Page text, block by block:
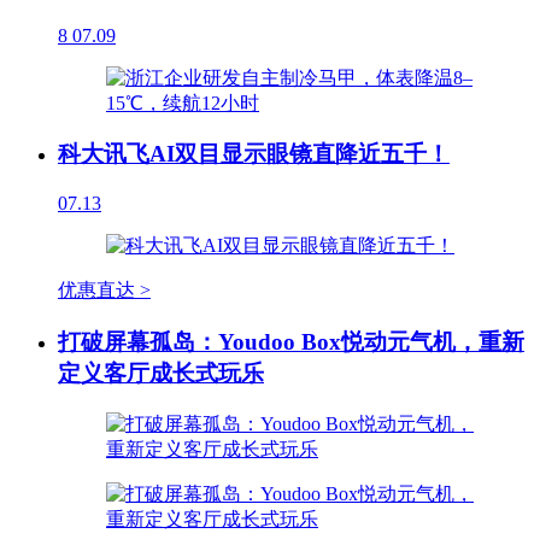
8 07.09
科大讯飞AI双目显示眼镜直降近五千！
07.13
优惠直达 >
打破屏幕孤岛：Youdoo Box悦动元气机，重新
定义客厅成长式玩乐